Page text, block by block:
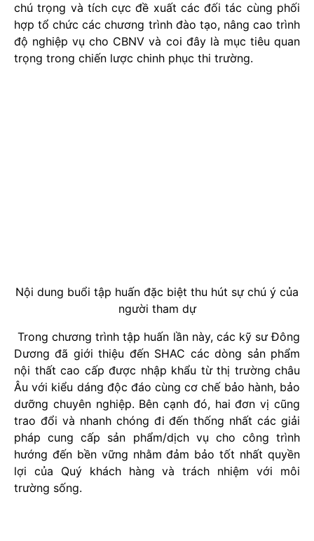
chú trọng và tích cực đề xuất các đối tác cùng phối
hợp tổ chức các chương trình đào tạo, nâng cao trình
độ nghiệp vụ cho CBNV và coi đây là mục tiêu quan
trọng trong chiến lược chinh phục thi trường.
Nội dung buổi tập huấn đặc biệt thu hút sự chú ý của
người tham dự
Trong chương trình tập huấn lần này, các kỹ sư Đông
Dương đã giới thiệu đến SHAC các dòng sản phẩm
nội thất cao cấp được nhập khẩu từ thị trường châu
Âu với kiểu dáng độc đáo cùng cơ chế bảo hành, bảo
dưỡng chuyên nghiệp. Bên cạnh đó, hai đơn vị cũng
trao đổi và nhanh chóng đi đến thống nhất các giải
pháp cung cấp sản phẩm/dịch vụ cho công trình
hướng đến bền vững nhằm đảm bảo tốt nhất quyền
lợi của Quý khách hàng và trách nhiệm với môi
trường sống.